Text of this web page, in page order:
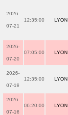
2026-
07-21
12:35:00 LYON
2026-
07-20
07:05:00 LYON
2026-
07-19
12:35:00 LYON
2026-
07-16
06:20:00 LYON